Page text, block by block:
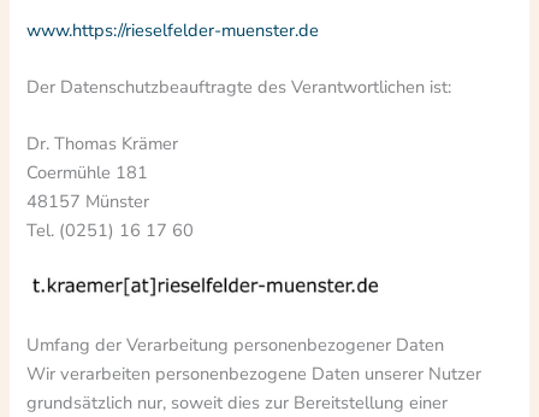
www.https://rieselfelder-muenster.de
Der Datenschutzbeauftragte des Verantwortlichen ist:
Dr. Thomas Krämer
Coermühle 181
48157 Münster
Tel. (0251) 16 17 60
Umfang der Verarbeitung personenbezogener Daten
Wir verarbeiten personenbezogene Daten unserer Nutzer
grundsätzlich nur, soweit dies zur Bereitstellung einer